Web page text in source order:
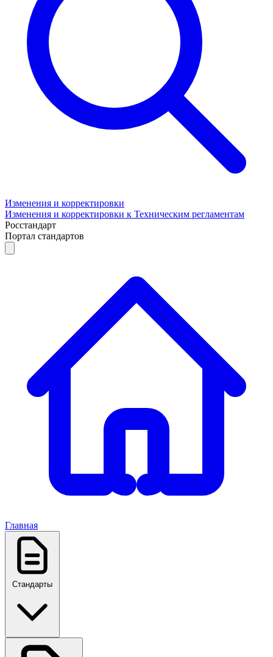
Изменения и корректировки
Изменения и корректировки к Техническим регламентам
Росстандарт
Портал стандартов
Главная
Стандарты
ГОСТ, ГОСТ Р, ПНСТ